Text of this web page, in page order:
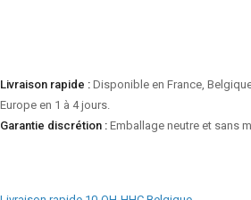
Livraison rapide : Disponible en France,
Europe en 1 à 4 jours.
Garantie discrétion : Emballage neutre et sans